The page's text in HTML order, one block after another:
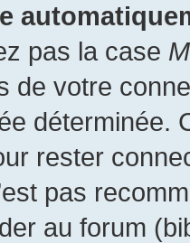
pas la case
de votre
déterminée.
rester
pas
au forum